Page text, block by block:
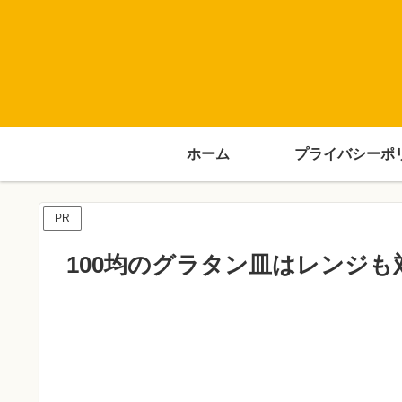
ホーム プライバシーポ
PR
100均のグラタン皿はレンジ